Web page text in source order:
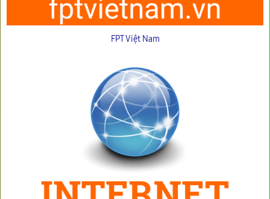
FPT Việt Nam